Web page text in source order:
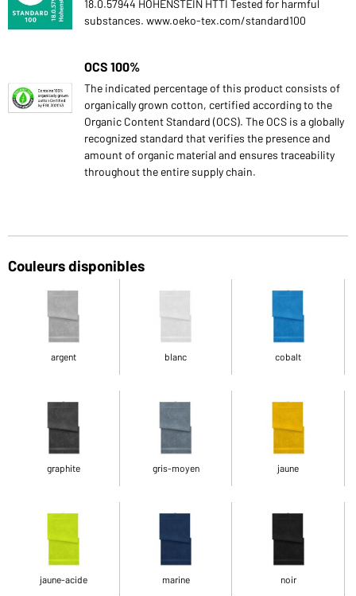
18.0.57944 HOHENSTEIN HTTI Tested for harmful
substances. www.oeko-tex.com/standard100
OCS 100%
The indicated percentage of this product consists of
organically grown cotton, certified according to the
Organic Content Standard (OCS). The OCS is a globally
recognized standard that verifies the presence and
amount of organic material and ensures traceability
throughout the entire supply chain.
Couleurs disponibles
argent blanc cobalt
graphite gris-moyen jaune
jaune-acide marine noir